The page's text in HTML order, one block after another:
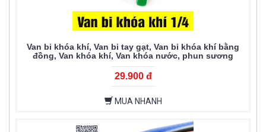
Van bi khóa khí, Van bi tay gạt, Van bi khóa khí bằng
đồng, Van khóa khí, Van khóa nước, phun sương
29.900 đ
MUA NHANH